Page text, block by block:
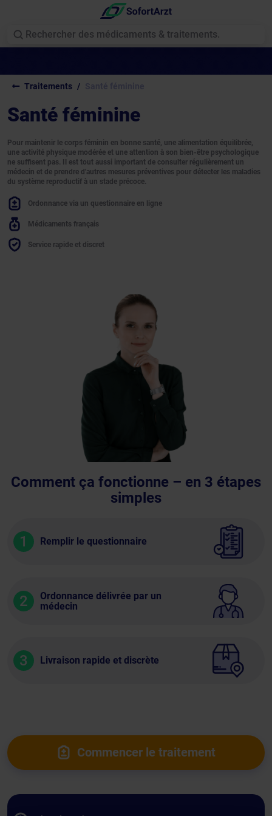
Traitements
Santé féminine
Pour maintenir le corps féminin en bonne santé, une alimentation équilibrée,
une activité physique modérée et une attention à son bien-être psychologique
ne suffisent pas. Il est tout aussi important de consulter régulièrement un
médecin et de prendre d'autres mesures préventives pour détecter les maladies
du système reproductif à un stade précoce.
Ordonnance via un questionnaire en ligne
Médicaments français
Service rapide et discret
Comment ça fonctionne – en 3 étapes
simples
1 Remplir le questionnaire
2
Ordonnance délivrée par un
médecin
3 Livraison rapide et discrète
Commencer le traitement